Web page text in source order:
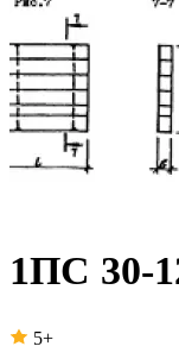
1ПС 30-
5+